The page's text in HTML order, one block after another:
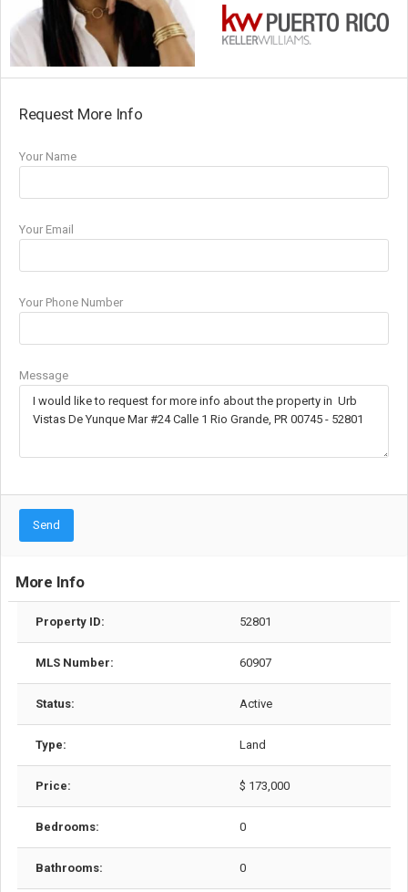
Request More Info
Your Name
Your Email
Your Phone Number
Message
Send
More Info
Property ID: 52801
MLS Number: 60907
Status: Active
Type: Land
Price: $ 173,000
Bedrooms: 0
Bathrooms: 0